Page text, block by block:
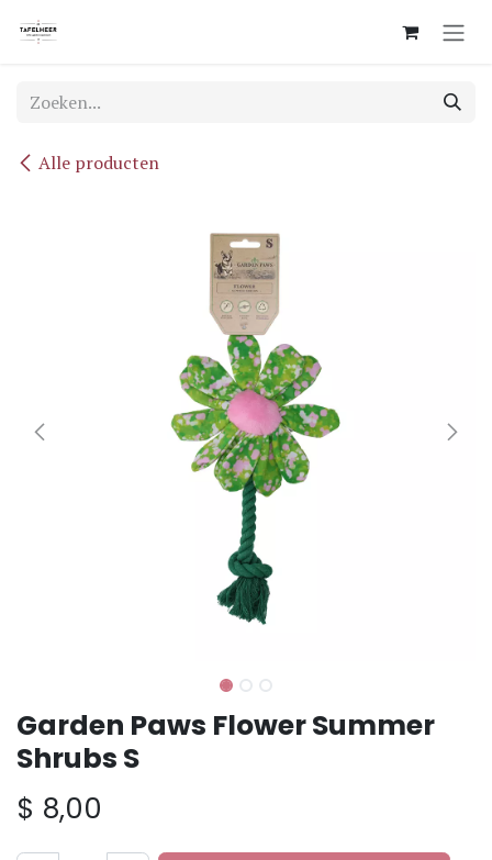
Alle producten
Garden Paws Flower Summer
Shrubs S
$ 8,00